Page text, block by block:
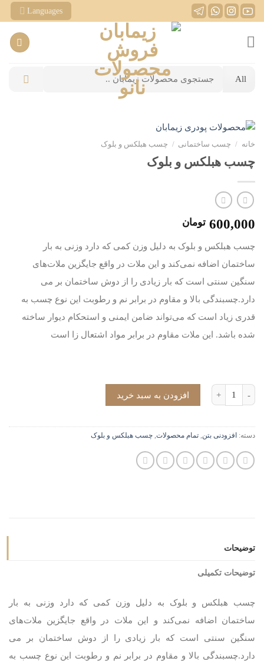
Skip
to
content
Languages
برای:
خانه / چسب ساختمانی / چسب هبلکس و بلوک
چسب هبلکس و بلوک
600,000 تومان
چسب هبلکس و بلوک به دلیل وزن کمی که دارد وزنی به بار
ساختمان اضافه نمی‌کند و این ملات در واقع جایگزین ملات‌های
سنگین سنتی است که بار زیادی را از دوش ساختمان‌ بر می
دارد.چسبندگی بالا و مقاوم در برابر نم و رطوبت این نوع چسب به
قدری زیاد است که می‌تواند ضامن ایمنی و استحکام دیوار ساخته
شده باشد. این ملات مقاوم در برابر مواد اشتعال زا است
چسب هبلکس و بلوک عدد
افزودن به سبد خرید
دسته: افزودنی بتن, تمام محصولات, چسب هبلکس و بلوک
توضیحات
توضیحات تکمیلی
چسب هبلکس و بلوک به دلیل وزن کمی که دارد وزنی به بار
ساختمان اضافه نمی‌کند و این ملات در واقع جایگزین ملات‌های
سنگین سنتی است که بار زیادی را از دوش ساختمان‌ بر می
دارد.چسبندگی بالا و مقاوم در برابر نم و رطوبت این نوع چسب به